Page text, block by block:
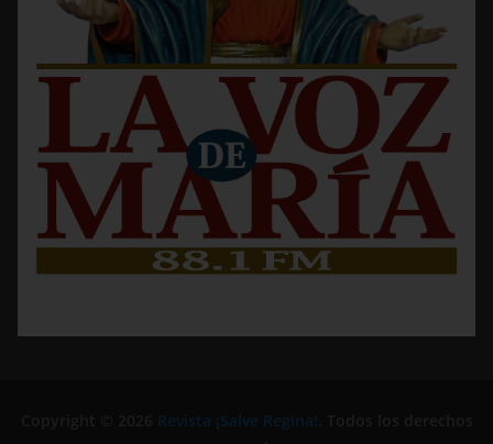
Revista ¡Salve Regina!